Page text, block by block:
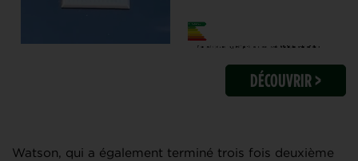
DÉCOUVRIR >
Watson, qui a également terminé trois fois deuxième